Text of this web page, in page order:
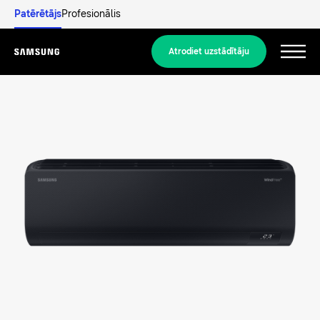
PatērētājsProfesionālis
Menu
Atrodiet uzstādītāju